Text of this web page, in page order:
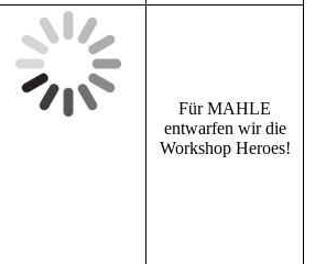
Für MAHLE
entwarfen wir die
Workshop Heroes!